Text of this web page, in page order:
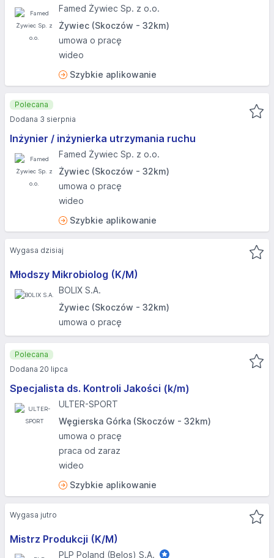
Famed Żywiec Sp. z o.o.
Żywiec (Skoczów - 32km)
umowa o pracę
wideo
Szybkie aplikowanie
Inżynier / inżynierka utrzymania ruchu
Famed Żywiec Sp. z o.o.
Żywiec (Skoczów - 32km)
umowa o pracę
wideo
Szybkie aplikowanie
Polecana
Dodana 3 sierpnia
Młodszy Mikrobiolog (K/M)
BOLIX S.A.
Żywiec (Skoczów - 32km)
umowa o pracę
Wygasa dzisiaj
Specjalista ds. Kontroli Jakości (k/m)
ULTER-SPORT
Węgierska Górka (Skoczów - 32km)
umowa o pracę
praca od zaraz
wideo
Szybkie aplikowanie
Polecana
Dodana 20 lipca
Mistrz Produkcji (K/M)
PLP Poland (Belos) S.A.
Wygasa jutro